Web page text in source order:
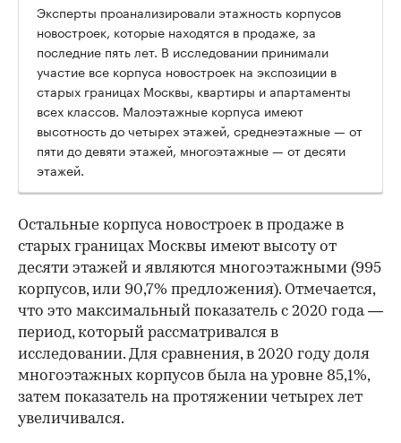
Эксперты проанализировали этажность корпусов
новостроек, которые находятся в продаже, за
последние пять лет. В исследовании принимали
участие все корпуса новостроек на экспозиции в
старых границах Москвы, квартиры и апартаменты
всех классов. Малоэтажные корпуса имеют
высотность до четырех этажей, среднеэтажные — от
пяти до девяти этажей, многоэтажные — от десяти
этажей.
00:00 / 00:00
Остальные корпуса новостроек в продаже в
старых границах Москвы имеют высоту от
десяти этажей и являются многоэтажными (995
корпусов, или 90,7% предложения). Отмечается,
что это максимальный показатель с 2020 года —
период, который рассматривался в
исследовании. Для сравнения, в 2020 году доля
многоэтажных корпусов была на уровне 85,1%,
затем показатель на протяжении четырех лет
увеличивался.